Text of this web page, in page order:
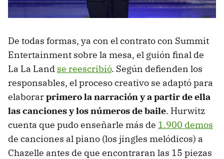
De todas formas, ya con el contrato con Summit
Entertainment sobre la mesa, el guión final de
La La Land se reescribió. Según defienden los
responsables, el proceso creativo se adaptó para
elaborarprimero la narración y a partir de ella
las canciones y los números de baile. Hurwitz
cuenta que pudo enseñarle más de 1.900 demos
de canciones al piano (los jingles melódicos) a
Chazelle antes de que encontraran las 15 piezas